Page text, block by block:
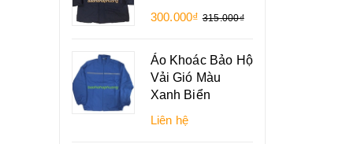
300.000₫ 315.000₫
Áo Khoác Bảo Hộ
Vải Gió Màu
Xanh Biển
Liên hệ